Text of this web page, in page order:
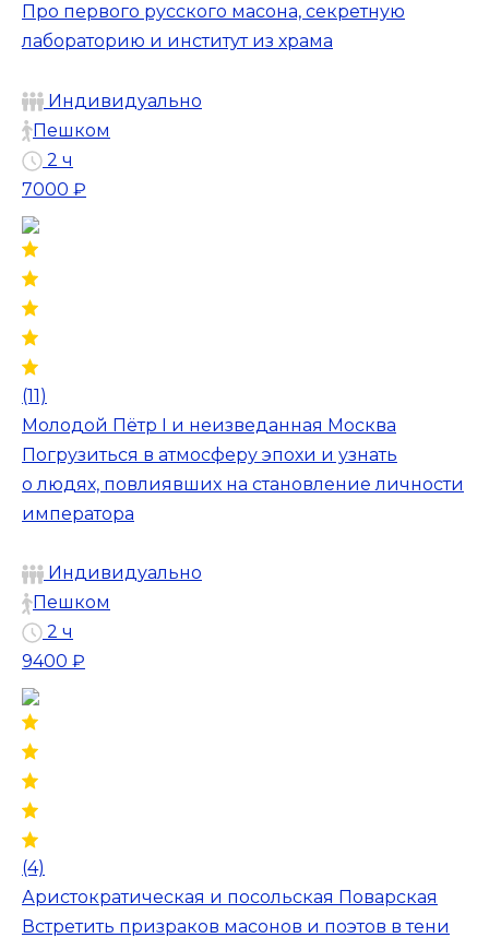
Про первого русского масона, секретную
лабораторию и институт из храма
Индивидуально
Пешком
2 ч
7000 ₽
(11)
Молодой Пётр I и неизведанная Москва
Погрузиться в атмосферу эпохи и узнать
о людях, повлиявших на становление личности
императора
Индивидуально
Пешком
2 ч
9400 ₽
(4)
Аристократическая и посольская Поварская
Встретить призраков масонов и поэтов в тени